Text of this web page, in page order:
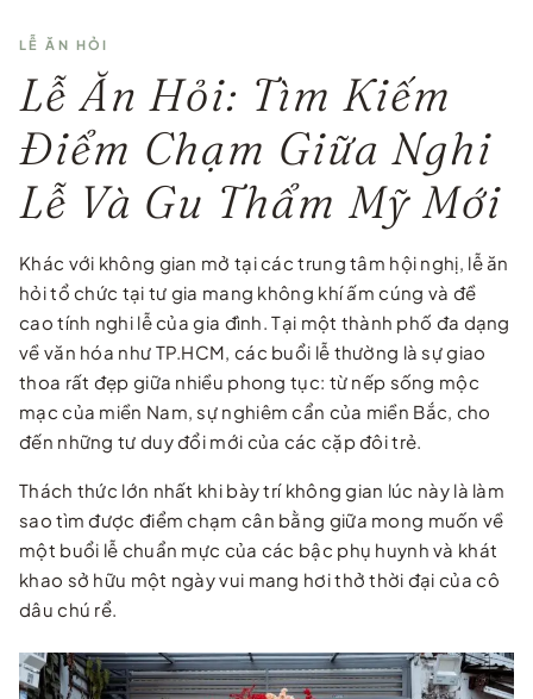
LỄ ĂN HỎI
Lễ Ăn Hỏi: Tìm Kiếm
Điểm Chạm Giữa Nghi
Lễ Và Gu Thẩm Mỹ Mới
Khác với không gian mở tại các trung tâm hội nghị, lễ ăn
hỏi tổ chức tại tư gia mang không khí ấm cúng và đề
cao tính nghi lễ của gia đình. Tại một thành phố đa dạng
về văn hóa như TP.HCM, các buổi lễ thường là sự giao
thoa rất đẹp giữa nhiều phong tục: từ nếp sống mộc
mạc của miền Nam, sự nghiêm cẩn của miền Bắc, cho
đến những tư duy đổi mới của các cặp đôi trẻ.
Thách thức lớn nhất khi bày trí không gian lúc này là làm
sao tìm được điểm chạm cân bằng giữa mong muốn về
một buổi lễ chuẩn mực của các bậc phụ huynh và khát
khao sở hữu một ngày vui mang hơi thở thời đại của cô
dâu chú rể.